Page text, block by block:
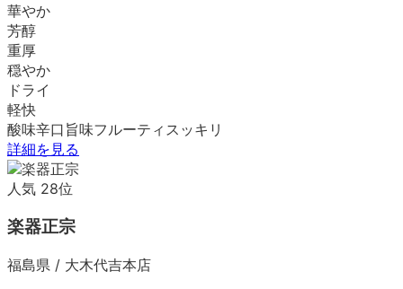
華やか
芳醇
重厚
穏やか
ドライ
軽快
酸味辛口 旨味フルーティ スッキリ
詳細を見る
人気 28位
楽器正宗
福島県 / 大木代吉本店